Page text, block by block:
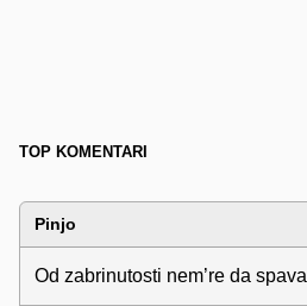
TOP KOMENTARI
Pinjo
Od zabrinutosti nem’re da spava